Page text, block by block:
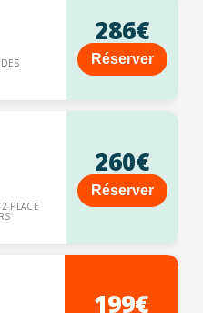
286€
Réserver
2 PLACE
260€
Réserver
199€